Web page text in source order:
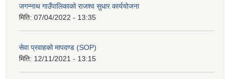
जगन्नाथ गाउँपालिकाको राजश्व सुधार कार्ययोजना
मिति: 07/04/2022 - 13:35
सेवा प्रवाहको मापदण्ड (SOP)
मिति: 12/11/2021 - 13:15